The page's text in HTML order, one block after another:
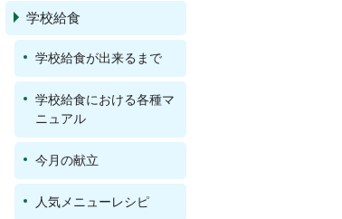
学校給食
学校給食が出来るまで
学校給食における各種マ
ニュアル
今月の献立
人気メニューレシピ